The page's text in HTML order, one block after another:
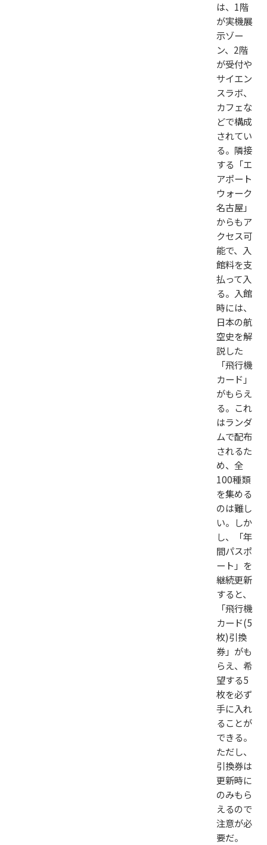
は、1階
が実機展
示ゾー
ン、2階
が受付や
サイエン
スラボ、
カフェな
どで構成
されてい
る。隣接
する「エ
アポート
ウォーク
名古屋」
からもア
クセス可
能で、入
館料を支
払って入
る。入館
時には、
日本の航
空史を解
説した
「飛行機
カード」
がもらえ
る。これ
はランダ
ムで配布
されるた
め、全
100種類
を集める
のは難し
い。しか
し、「年
間パスポ
ート」を
継続更新
すると、
「飛行機
カード(5
枚)引換
券」がも
らえ、希
望する5
枚を必ず
手に入れ
ることが
できる。
ただし、
引換券は
更新時に
のみもら
えるので
注意が必
要だ。